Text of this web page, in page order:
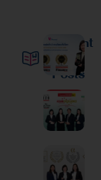
Recent
Posts